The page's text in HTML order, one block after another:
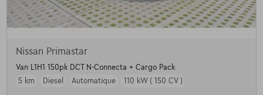
Nissan Primastar
Van L1H1 150pk DCT N-Connecta + Cargo Pack
5 km
Diesel Automatique 110 kW ( 150 CV )